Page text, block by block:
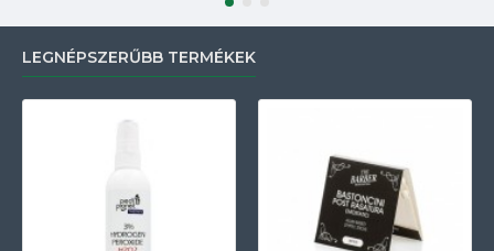
LEGNÉPSZERŰBB TERMÉKEK